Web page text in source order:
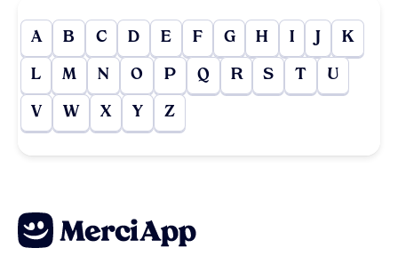
A B C D E F G H I J K
L M N O P Q R S T U
V W X Y Z